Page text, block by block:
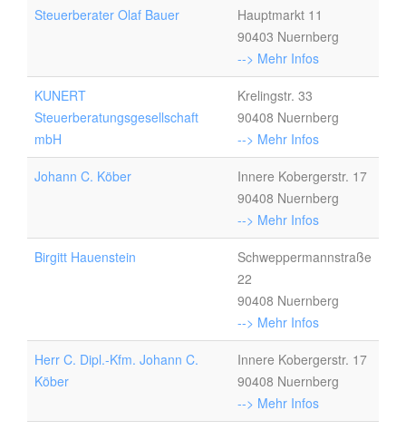
Steuerberater Olaf Bauer
Hauptmarkt 11
90403 Nuernberg
--> Mehr Infos
KUNERT
Steuerberatungsgesellschaft
mbH
Krelingstr. 33
90408 Nuernberg
--> Mehr Infos
Johann C. Köber
Innere Kobergerstr. 17
90408 Nuernberg
--> Mehr Infos
Birgitt Hauenstein
Schweppermannstraße
22
90408 Nuernberg
--> Mehr Infos
Herr C. Dipl.-Kfm. Johann C.
Köber
Innere Kobergerstr. 17
90408 Nuernberg
--> Mehr Infos